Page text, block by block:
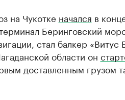
на Чукотке начался в
Беринговский
стал балкер «Витус
области он
доставленным грузом